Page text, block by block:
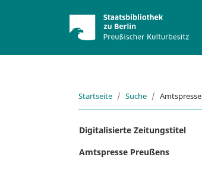
Startseite Suche
Digitalisierte Zeitungstitel
Amtspresse Preußens